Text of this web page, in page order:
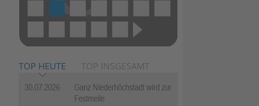
TOP HEUTE TOP INSGESAMT
30.07.2026
Ganz Niederhöchstadt wird zur
Festmeile